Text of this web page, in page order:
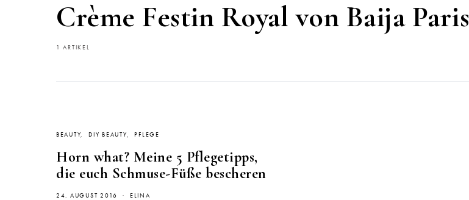
Crème Festin Royal von Baija Paris
1 ARTIKEL
BEAUTY DIY BEAUTY PFLEGE
Horn what? Meine 5 Pflegetipps,
die euch Schmuse-Füße bescheren
24. AUGUST 2016 ELINA